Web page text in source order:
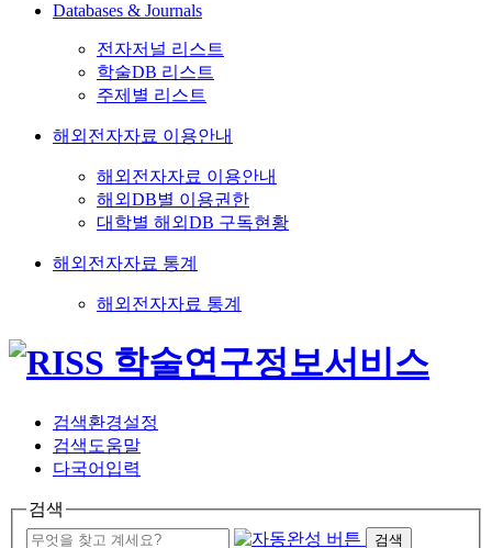
Databases & Journals
전자저널 리스트
학술DB 리스트
주제별 리스트
해외전자자료 이용안내
해외전자자료 이용안내
해외DB별 이용권한
대학별 해외DB 구독현황
해외전자자료 통계
해외전자자료 통계
검색환경설정
검색도움말
다국어입력
검색
검색